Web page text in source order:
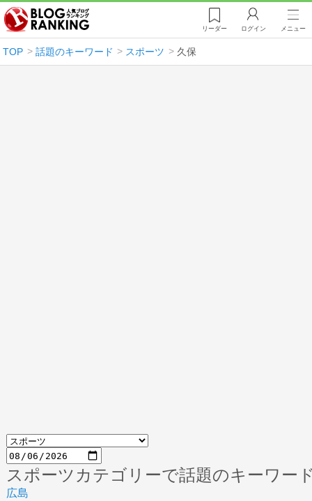
リーダー ログイン メニュー
TOP 話題のキーワード スポーツ 久保
スポーツカテゴリーで話題のキーワー
広島